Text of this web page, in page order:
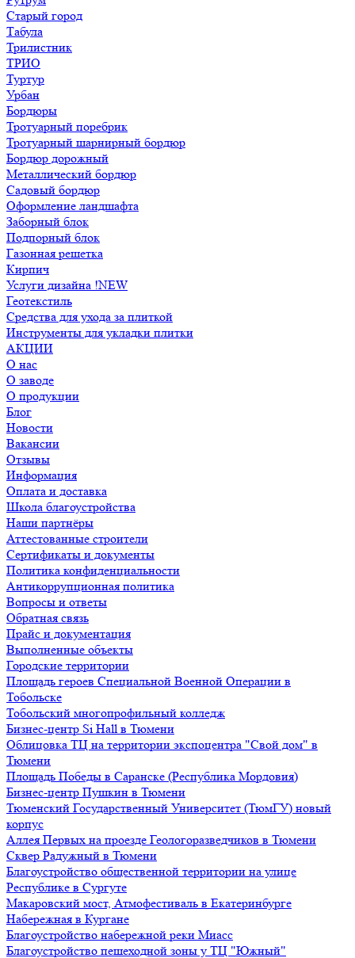
Старый город
Табула
Трилистник
ТРИО
Туртур
Урбан
Бордюры
Тротуарный поребрик
Тротуарный шарнирный бордюр
Бордюр дорожный
Металлический бордюр
Садовый бордюр
Оформление ландшафта
Заборный блок
Подпорный блок
Газонная решетка
Кирпич
Услуги дизайна !NEW
Геотекстиль
Средства для ухода за плиткой
Инструменты для укладки плитки
АКЦИИ
О нас
О заводе
О продукции
Блог
Новости
Вакансии
Отзывы
Информация
Оплата и доставка
Школа благоустройства
Наши партнёры
Аттестованные строители
Сертификаты и документы
Политика конфиденциальности
Антикоррупционная политика
Вопросы и ответы
Обратная связь
Прайс и документация
Выполненные объекты
Городские территории
Площадь героев Специальной Военной Операции в
Тобольске
Тобольский многопрофильный колледж
Бизнес-центр Si Hall в Тюмени
Облицовка ТЦ на территории экспоцентра "Свой дом" в
Тюмени
Площадь Победы в Саранске (Республика Мордовия)
Бизнес-центр Пушкин в Тюмени
Тюменский Государственный Университет (ТюмГУ) новый
корпус
Аллея Первых на проезде Геологоразведчиков в Тюмени
Сквер Радужный в Тюмени
Благоустройство общественной территории на улице
Республике в Сургуте
Макаровский мост, Атмофестиваль в Екатеринбурге
Набережная в Кургане
Благоустройство набережной реки Миасс
Благоустройство пешеходной зоны у ТЦ "Южный"